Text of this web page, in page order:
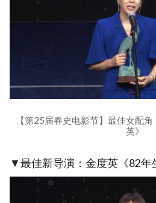
【第25届春史电影节】最佳女配
英》
▼最佳新导演：金度英《82年